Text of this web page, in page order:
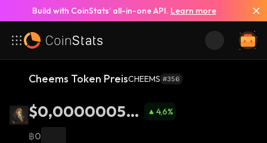
Build with CoinStats’ all-in-one API. Learn more
Cheems Token PreisCHEEMS #356
$0,000000535
1
4,6%
฿0